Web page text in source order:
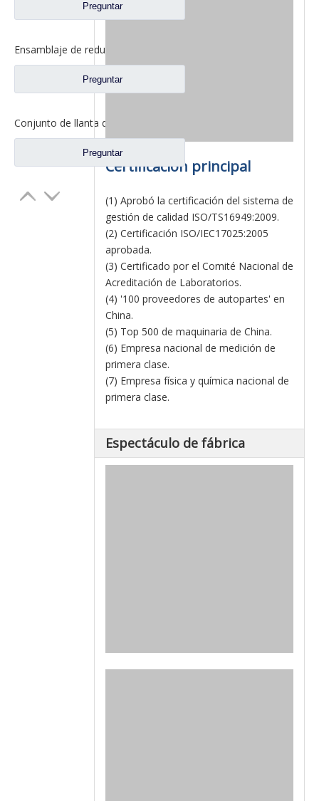
Preguntar
Preguntar
Preguntar
Certificación principal
(1) Aprobó la certificación del sistema de
gestión de calidad ISO/TS16949:2009.
(2) Certificación ISO/IEC17025:2005
aprobada.
(3) Certificado por el Comité Nacional de
Acreditación de Laboratorios.
(4) '100 proveedores de autopartes' en
China.
(5) Top 500 de maquinaria de China.
(6) Empresa nacional de medición de
primera clase.
(7) Empresa física y química nacional de
primera clase.
Espectáculo de fábrica